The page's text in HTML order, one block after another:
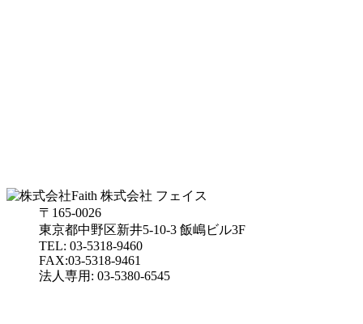
株式会社 フェイス
〒165-0026
東京都中野区新井5-10-3 飯嶋ビル3F
TEL: 03-5318-9460
FAX:03-5318-9461
法人専用: 03-5380-6545